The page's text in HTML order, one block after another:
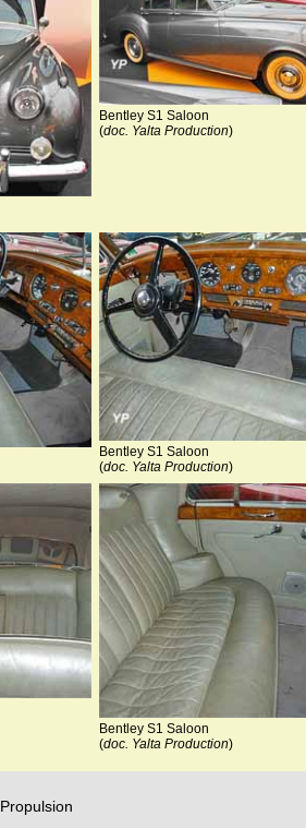
Bentley S1 Saloon
(doc. Yalta Production)
Bentley S1 Saloon
(doc. Yalta Production)
Bentley S1 Saloon
(doc. Yalta Production)
Propulsion